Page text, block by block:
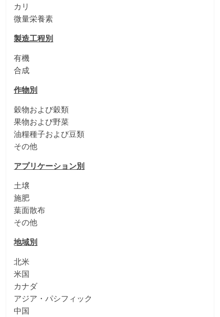
カリ
微量栄養素
製造工程別
有機
合成
作物別
穀物および穀類
果物および野菜
油糧種子および豆類
その他
アプリケーション別
土壌
施肥
葉面散布
その他
地域別
北米
米国
カナダ
アジア・パシフィック
中国